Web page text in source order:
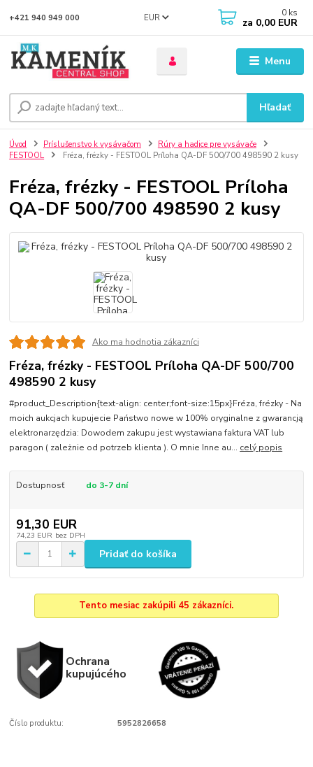
Menu
EUR
Hľadať
+421 940 949 000 0 ks
za 0,00 EUR
Úvod Príslušenstvo k vysávačom
Rúry a hadice pre vysávače
FESTOOL
Fréza, frézky - FESTOOL Príloha QA-DF 500/700 498590 2 kusy
Fréza, frézky - FESTOOL Príloha
QA-DF 500/700 498590 2 kusy
Ako ma hodnotia zákazníci
Fréza, frézky - FESTOOL Príloha QA-DF 500/700
498590 2 kusy
#product_Description{text-align: center;font-size:15px}Fréza, frézky - Na
moich aukcjach kupujecie Państwo nowe w 100% oryginalne z gwarancją
elektronarzędzia: Dowodem zakupu jest wystawiana faktura VAT lub
paragon ( zależnie od potrzeb klienta ). O mnie Inne au... celý popis
Dostupnosť do 3-7 dní
91,30 EUR
74,23 EUR bez DPH
Pridať do košíka
Tento mesiac zakúpili 45 zákazníci.
Ochrana
kupujúcého
Číslo produktu: 5952826658